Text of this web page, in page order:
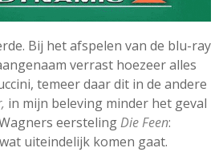
Bij het afspelen van de blu-ray
verrast hoezeer alles
temeer daar dit in de andere
in mijn beleving minder het geval
eerstelingDie Feen:
uiteindelijk komen gaat.